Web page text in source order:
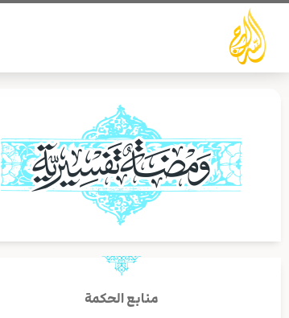
تخطي
المحتوى
منابع الحكمة